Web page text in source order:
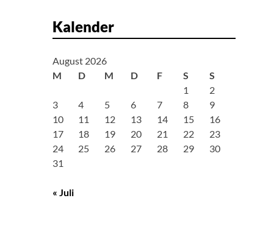
Kalender
August 2026
M
D M D F S
S
1
2
3
4 5 6 7 8
9
10
11 12 13 14 15
16
17
18 19 20 21 22
23
24
25 26 27 28 29
30
31
« Juli